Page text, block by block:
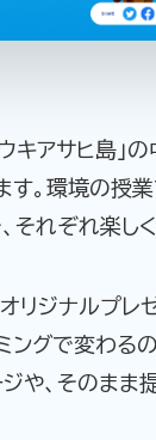
キアサヒ島」
。環境の授
れぞれ楽し
ジナルプレ
グで変わる
、そのまま